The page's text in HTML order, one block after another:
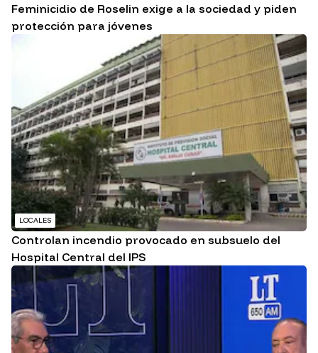
Feminicidio de Roselin exige a la sociedad y piden
protección para jóvenes
LOCALES
Controlan incendio provocado en subsuelo del
Hospital Central del IPS